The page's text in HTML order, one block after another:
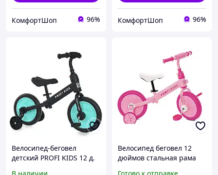
КомфортШоп 96% КомфортШоп 96%
Велосипед-беговел
детский PROFI KIDS 12 д.
Велосипед беговел 12
дюймов стальная рама